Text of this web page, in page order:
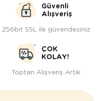
Güvenli
Alışveriş
256bit SSL ile güvendesiniz
ÇOK
KOLAY!
Toptan Alışveriş Artık